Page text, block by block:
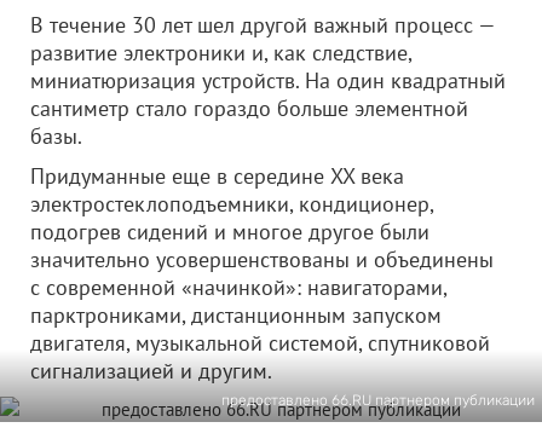
В течение 30 лет шел другой важный процесс —
развитие электроники и, как следствие,
миниатюризация устройств. На один квадратный
сантиметр стало гораздо больше элементной
базы.
Придуманные еще в середине XX века
электростеклоподъемники, кондиционер,
подогрев сидений и многое другое были
значительно усовершенствованы и объединены
с современной «начинкой»: навигаторами,
парктрониками, дистанционным запуском
двигателя, музыкальной системой, спутниковой
сигнализацией и другим.
предоставлено 66.RU партнером публикации